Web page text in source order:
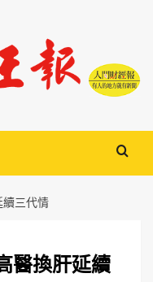
三代情
醫換肝延續